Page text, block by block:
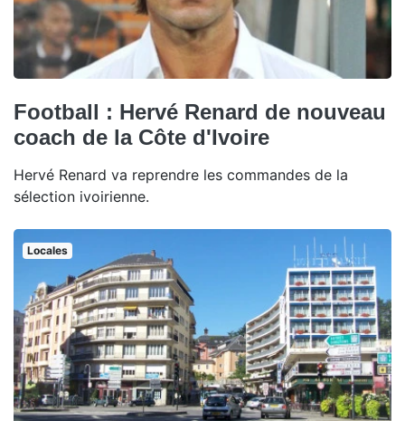
Football : Hervé Renard de nouveau
coach de la Côte d'Ivoire
Hervé Renard va reprendre les commandes de la
sélection ivoirienne.
Locales